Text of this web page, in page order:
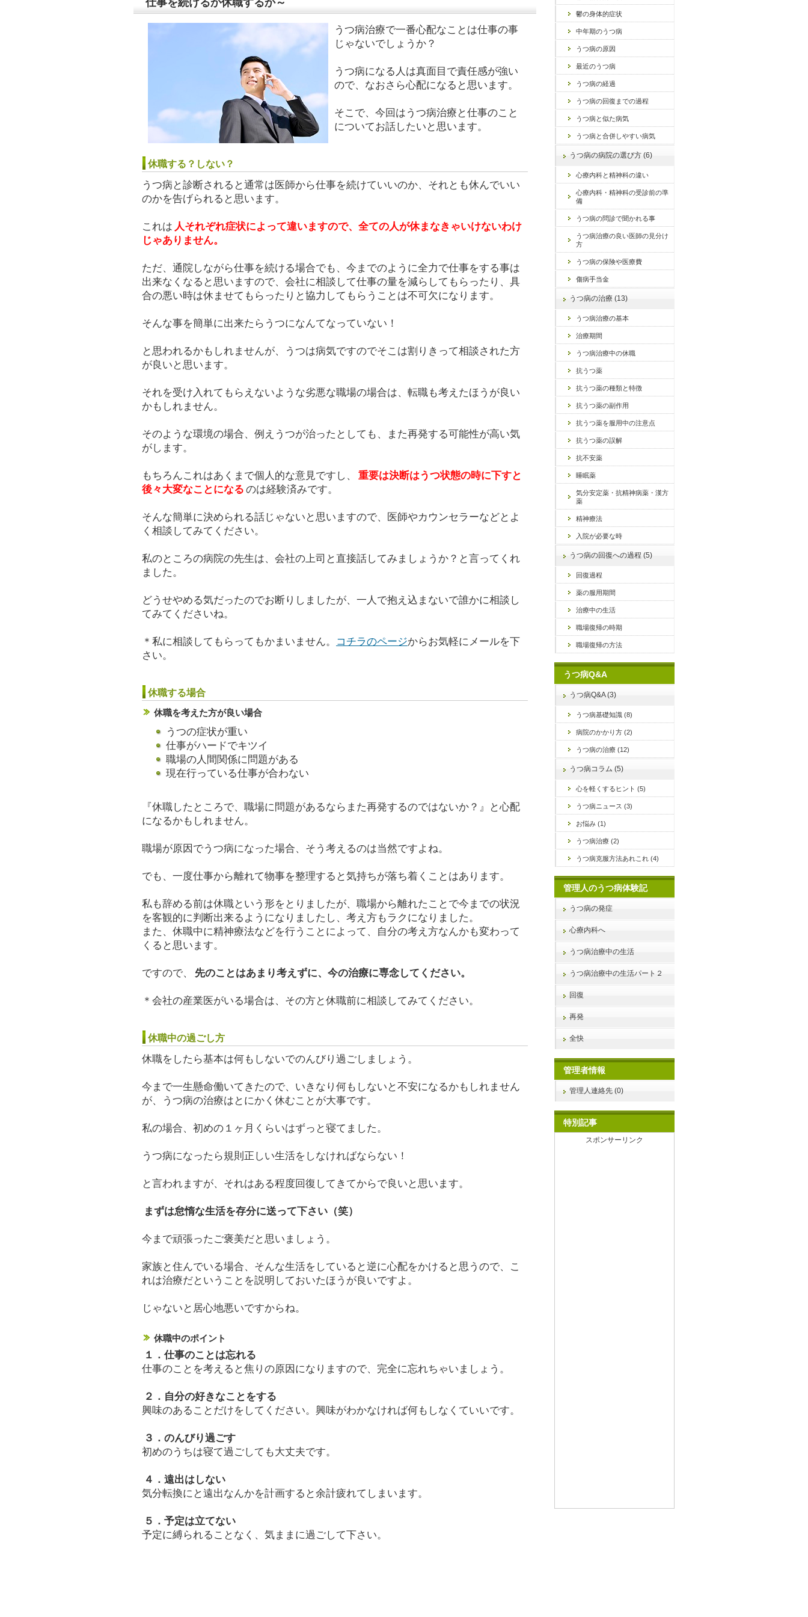
仕事を続けるか休職するか～
うつ病治療で一番心配なことは仕事の事
じゃないでしょうか？
うつ病になる人は真面目で責任感が強い
ので、なおさら心配になると思います。
そこで、今回はうつ病治療と仕事のこと
についてお話したいと思います。
休職する？しない？
うつ病と診断されると通常は医師から仕事を続けていいのか、それとも休んでいい
のかを告げられると思います。
これは 人それぞれ症状によって違いますので、全ての人が休まなきゃいけないわけ
じゃありません。
ただ、通院しながら仕事を続ける場合でも、今までのように全力で仕事をする事は
出来なくなると思いますので、会社に相談して仕事の量を減らしてもらったり、具
合の悪い時は休ませてもらったりと協力してもらうことは不可欠になります。
そんな事を簡単に出来たらうつになんてなっていない！
と思われるかもしれませんが、うつは病気ですのでそこは割りきって相談された方
が良いと思います。
それを受け入れてもらえないような劣悪な職場の場合は、転職も考えたほうが良い
かもしれません。
そのような環境の場合、例えうつが治ったとしても、また再発する可能性が高い気
がします。
もちろんこれはあくまで個人的な意見ですし、
重要は決断はうつ状態の時に下すと
後々大変なことになる のは経験済みです。
そんな簡単に決められる話じゃないと思いますので、医師やカウンセラーなどとよ
く相談してみてください。
私のところの病院の先生は、会社の上司と直接話してみましょうか？と言ってくれ
ました。
どうせやめる気だったのでお断りしましたが、一人で抱え込まないで誰かに相談し
てみてくださいね。
＊私に相談してもらってもかまいません。 コチラのページからお気軽にメールを下
さい。
休職する場合
休職を考えた方が良い場合
うつの症状が重い
仕事がハードでキツイ
職場の人間関係に問題がある
現在行っている仕事が合わない
『休職したところで、職場に問題があるならまた再発するのではないか？』と心配
になるかもしれません。
職場が原因でうつ病になった場合、そう考えるのは当然ですよね。
でも、一度仕事から離れて物事を整理すると気持ちが落ち着くことはあります。
私も辞める前は休職という形をとりましたが、職場から離れたことで今までの状況
を客観的に判断出来るようになりましたし、考え方もラクになりました。
また、休職中に精神療法などを行うことによって、自分の考え方なんかも変わって
くると思います。
ですので、 先のことはあまり考えずに、今の治療に専念してください。
＊会社の産業医がいる場合は、その方と休職前に相談してみてください。
休職中の過ごし方
休職をしたら基本は何もしないでのんびり過ごしましょう。
今まで一生懸命働いてきたので、いきなり何もしないと不安になるかもしれません
が、うつ病の治療はとにかく休むことが大事です。
私の場合、初めの１ヶ月くらいはずっと寝てました。
うつ病になったら規則正しい生活をしなければならない！
と言われますが、それはある程度回復してきてからで良いと思います。
まずは怠惰な生活を存分に送って下さい（笑）
今まで頑張ったご褒美だと思いましょう。
家族と住んでいる場合、そんな生活をしていると逆に心配をかけると思うので、こ
れは治療だということを説明しておいたほうが良いですよ。
じゃないと居心地悪いですからね。
休職中のポイント
１．仕事のことは忘れる
仕事のことを考えると焦りの原因になりますので、完全に忘れちゃいましょう。
２．自分の好きなことをする
興味のあることだけをしてください。興味がわかなければ何もしなくていいです。
３．のんびり過ごす
初めのうちは寝て過ごしても大丈夫です。
４．遠出はしない
気分転換にと遠出なんかを計画すると余計疲れてしまいます。
５．予定は立てない
予定に縛られることなく、気ままに過ごして下さい。
鬱の身体的症状
中年期のうつ病
うつ病の原因
最近のうつ病
うつ病の経過
うつ病の回復までの過程
うつ病と似た病気
うつ病と合併しやすい病気
うつ病の病院の選び方 (6)
心療内科と精神科の違い
心療内科・精神科の受診前の準
備
うつ病の問診で聞かれる事
うつ病治療の良い医師の見分け
方
うつ病の保険や医療費
傷病手当金
うつ病の治療 (13)
うつ病治療の基本
治療期間
うつ病治療中の休職
抗うつ薬
抗うつ薬の種類と特徴
抗うつ薬の副作用
抗うつ薬を服用中の注意点
抗うつ薬の誤解
抗不安薬
睡眠薬
気分安定薬・抗精神病薬・漢方
薬
精神療法
入院が必要な時
うつ病の回復への過程 (5)
回復過程
薬の服用期間
治療中の生活
職場復帰の時期
職場復帰の方法
うつ病Q&A
うつ病Q&A (3)
うつ病基礎知識 (8)
病院のかかり方 (2)
うつ病の治療 (12)
うつ病コラム (5)
心を軽くするヒント (5)
うつ病ニュース (3)
お悩み (1)
うつ病治療 (2)
うつ病克服方法あれこれ (4)
管理人のうつ病体験記
うつ病の発症
心療内科へ
うつ病治療中の生活
うつ病治療中の生活パート２
回復
再発
全快
管理者情報
管理人連絡先 (0)
特別記事
スポンサーリンク